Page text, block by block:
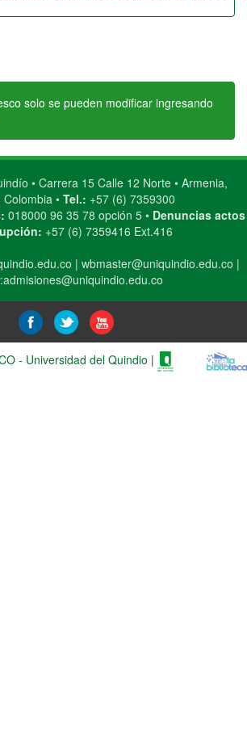
solo se pueden modificar ingresando
• Carrera 15 Calle 12 Norte • Armenia,
• Tel.: +57 (6) 7359300
018000 96 35 78 opción 5 • Denuncias actos
+57 (6) 7359416 Ext.416
| wbmaster@uniquindio.edu.co |
- Universidad del Quindio |